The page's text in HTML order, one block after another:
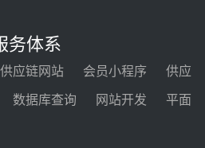
2029年熔盐介质框架协议
建华中试研院中标重能新疆
光热项目机组调试及性能
务体系
供应链网站 会员小程序
供应
数据库查询 网站开发
平面